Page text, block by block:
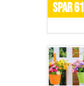
SPAR